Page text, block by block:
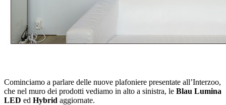
Cominciamo a parlare delle nuove plafoniere presentate all’Interzoo,
che nel muro dei prodotti vediamo in alto a sinistra, le Blau Lumina
LED ed Hybrid aggiornate.